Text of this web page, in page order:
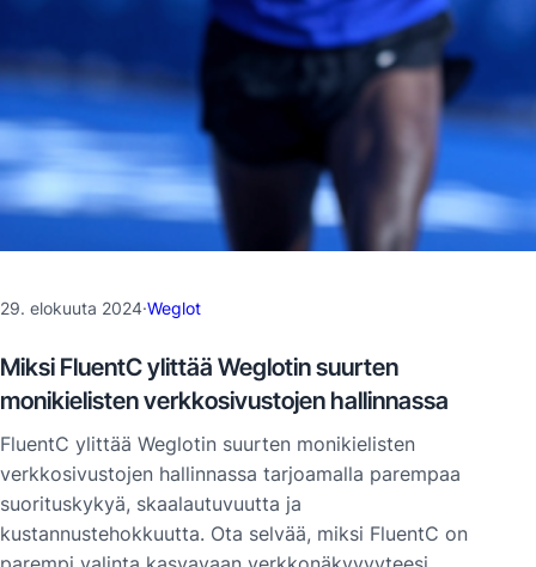
29. elokuuta 2024·Weglot
Miksi FluentC ylittää Weglotin suurten
monikielisten verkkosivustojen hallinnassa
FluentC ylittää Weglotin suurten monikielisten
verkkosivustojen hallinnassa tarjoamalla parempaa
suorituskykyä, skaalautuvuutta ja
kustannustehokkuutta. Ota selvää, miksi FluentC on